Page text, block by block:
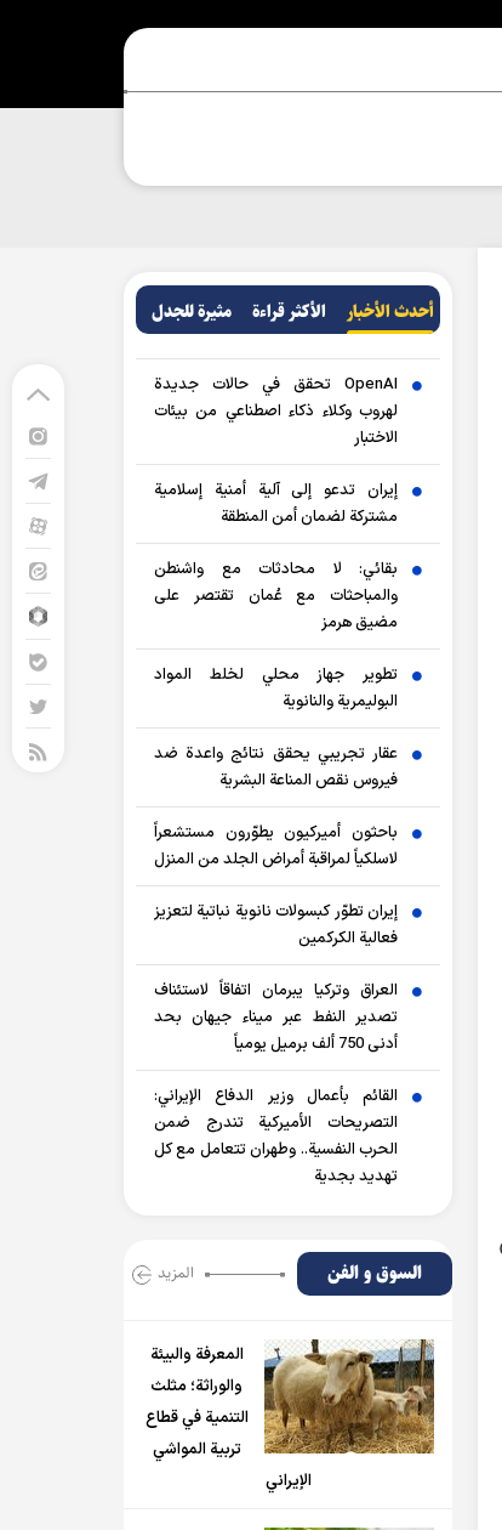
أحدث الأخبار الأکثر قراءة مثيرة للجدل
OpenAI تحقق في حالات جديدة
لهروب وكلاء ذكاء اصطناعي من بيئات
الاختبار
إيران تدعو إلى آلية أمنية إسلامية
مشتركة لضمان أمن المنطقة
بقائي: لا محادثات مع واشنطن
والمباحثات مع عُمان تقتصر على
مضيق هرمز
تطوير جهاز محلي لخلط المواد
البوليمرية والنانوية
عقار تجريبي يحقق نتائج واعدة ضد
فيروس نقص المناعة البشرية
باحثون أميركيون يطوّرون مستشعراً
لاسلكياً لمراقبة أمراض الجلد من المنزل
إيران تطوّر كبسولات نانوية نباتية لتعزيز
فعالية الكركمين
العراق وتركيا يبرمان اتفاقاً لاستئناف
تصدير النفط عبر ميناء جيهان بحد
أدنى 750 ألف برميل يومياً
القائم بأعمال وزير الدفاع الإيراني:
التصريحات الأميركية تندرج ضمن
الحرب النفسية.. وطهران تتعامل مع كل
تهديد بجدية
السوق و الفن المزید
المعرفة والبيئة
والوراثة؛ مثلث
التنمية في قطاع
تربية المواشي
الإيراني